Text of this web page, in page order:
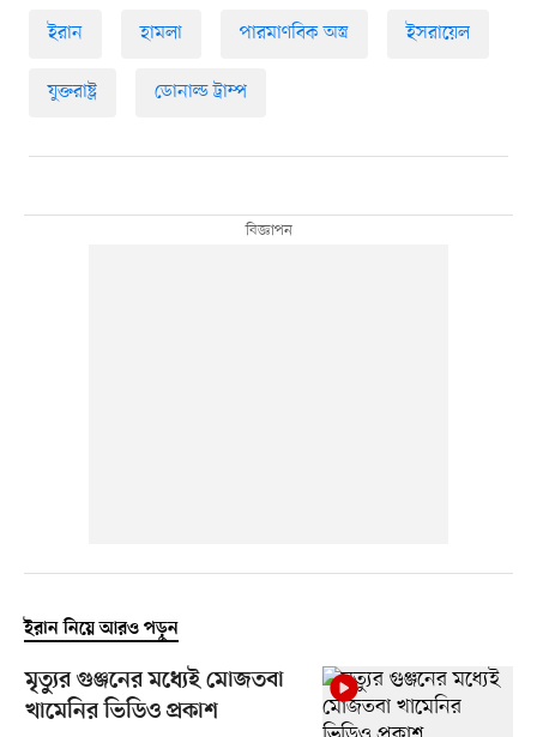
ইরান হামলা পারমাণবিক অস্ত্র ইসরায়েল
যুক্তরাষ্ট্র ডোনাল্ড ট্রাম্প
ইরান নিয়ে আরও পড়ুন
মৃত্যুর গুঞ্জনের মধ্যেই মোজতবা
খামেনির ভিডিও প্রকাশ